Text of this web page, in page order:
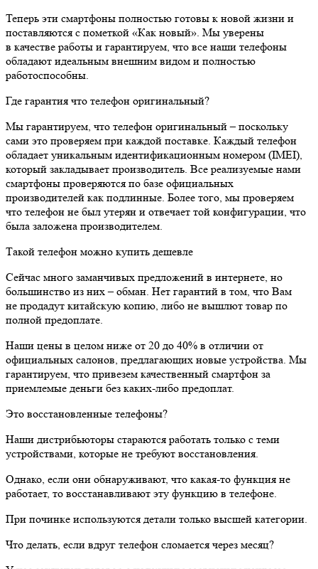
Теперь эти смартфоны полностью готовы к новой жизни и
поставляются с пометкой «Как новый». Мы уверены
в качестве работы и гарантируем, что все наши телефоны
обладают идеальным внешним видом и полностью
работоспособны.
Где гарантия что телефон оригинальный?
Мы гарантируем, что телефон оригинальный – поскольку
сами это проверяем при каждой поставке. Каждый телефон
обладает уникальным идентификационным номером (IMEI),
который закладывает производитель. Все реализуемые нами
смартфоны проверяются по базе официальных
производителей как подлинные. Более того, мы проверяем
что телефон не был утерян и отвечает той конфигурации, что
была заложена производителем.
Такой телефон можно купить дешевле
Сейчас много заманчивых предложений в интернете, но
большинство из них – обман. Нет гарантий в том, что Вам
не продадут китайскую копию, либо не вышлют товар по
полной предоплате.
Наши цены в целом ниже от 20 до 40% в отличии от
официальных салонов, предлагающих новые устройства. Мы
гарантируем, что привезем качественный смартфон за
приемлемые деньги без каких-либо предоплат.
Это восстановленные телефоны?
Наши дистрибьюторы стараются работать только с теми
устройствами, которые не требуют восстановления.
Однако, если они обнаруживают, что какая-то функция не
работает, то восстанавливают эту функцию в телефоне.
При починке используются детали только высшей категории.
Что делать, если вдруг телефон сломается через месяц?